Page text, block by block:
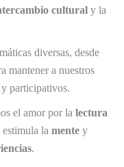
cultural y la
diversas, desde
mantener a nuestros
participativos.
el amor por la lectura
la mente y
.